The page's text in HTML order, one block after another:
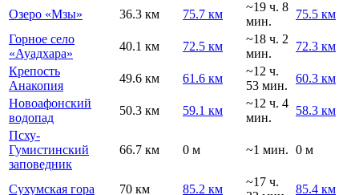
Озеро «Мзы» 36.3 км 75.7 км
~19 ч. 8
мин.
75.5 км
Горное село
«Ауадхара»
40.1 км 72.5 км
~18 ч. 2
мин.
72.3 км
Крепость
Анакопия
49.6 км 61.6 км
~12 ч.
53 мин.
60.3 км
Новоафонский
водопад
50.3 км 59.1 км
~12 ч. 4
мин.
58.3 км
Псху-
Гумистинский
заповедник
66.7 км 0 м ~1 мин. 0 м
Сухумская гора 70 км 85.2 км
~17 ч.
85.4 км